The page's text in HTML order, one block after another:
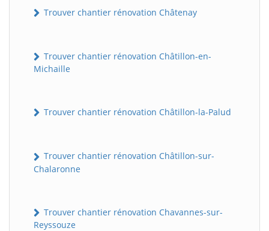
Trouver chantier rénovation Châtenay
Trouver chantier rénovation Châtillon-en-
Michaille
Trouver chantier rénovation Châtillon-la-Palud
Trouver chantier rénovation Châtillon-sur-
Chalaronne
Trouver chantier rénovation Chavannes-sur-
Reyssouze